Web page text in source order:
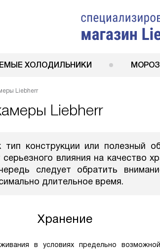
ХОЛОДИЛЬНИКИ
Liebherr
Liebherr
тип конструкции или полезный
влияния на качество
следует обратить
длительное время.
Хранение
в условиях предельно